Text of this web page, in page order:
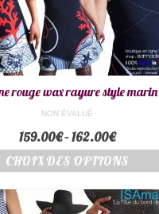
rouge wax rayure style
NON ÉVALUÉ
159.00€–162.00€
CHOIX DES OPTIONS